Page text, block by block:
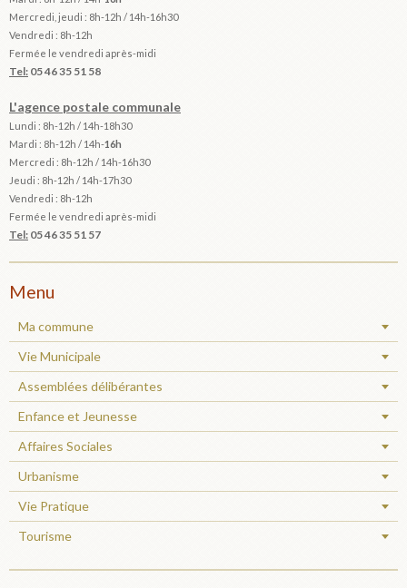
Mercredi, jeudi : 8h-12h / 14h-16h30
Vendredi : 8h-12h
Fermée le vendredi après-midi
Tel: 05 46 35 51 58
L'agence postale communale
Lundi : 8h-12h / 14h-18h30
Mardi : 8h-12h / 14h-16h
Mercredi : 8h-12h / 14h-16h30
Jeudi : 8h-12h / 14h-17h30
Vendredi : 8h-12h
Fermée le vendredi après-midi
Tel: 05 46 35 51 57
Menu
Ma commune
Vie Municipale
Assemblées délibérantes
Enfance et Jeunesse
Affaires Sociales
Urbanisme
Vie Pratique
Tourisme